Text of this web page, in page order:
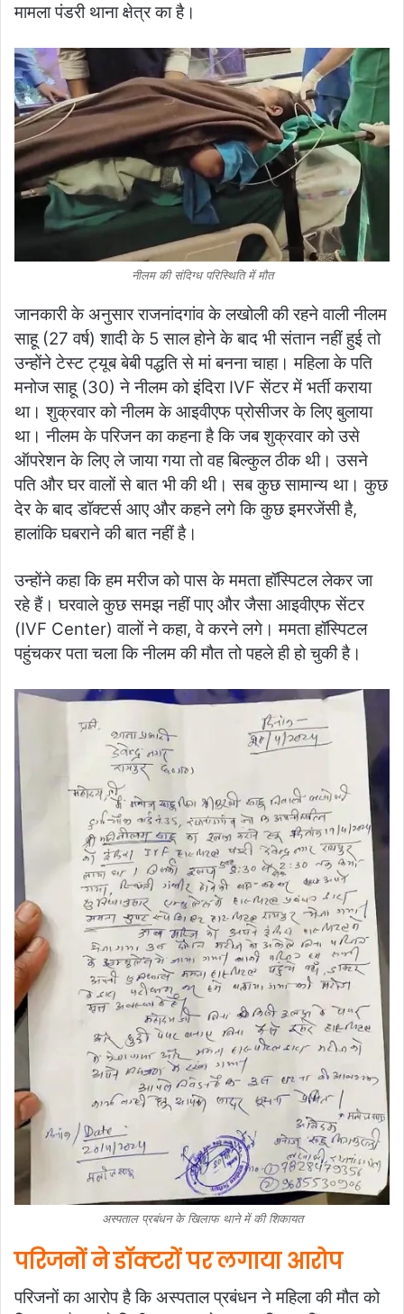
मामला पंडरी थाना क्षेत्र का है।
नीलम की संदिग्ध परिस्थिति में मौत
जानकारी के अनुसार राजनांदगांव के लखोली की रहने वाली नीलम
साहू (27 वर्ष) शादी के 5 साल होने के बाद भी संतान नहीं हुई तो
उन्होंने टेस्ट ट्यूब बेबी पद्धति से मां बनना चाहा। महिला के पति
मनोज साहू (30) ने नीलम को इंदिरा IVF सेंटर में भर्ती कराया
था। शुक्रवार को नीलम के आइवीएफ प्रोसीजर के लिए बुलाया
था। नीलम के परिजन का कहना है कि जब शुक्रवार को उसे
ऑपरेशन के लिए ले जाया गया तो वह बिल्कुल ठीक थी। उसने
पति और घर वालों से बात भी की थी। सब कुछ सामान्य था। कुछ
देर के बाद डॉक्टर्स आए और कहने लगे कि कुछ इमरजेंसी है,
हालांकि घबराने की बात नहीं है।
उन्होंने कहा कि हम मरीज को पास के ममता हॉस्पिटल लेकर जा
रहे हैं। घरवाले कुछ समझ नहीं पाए और जैसा आइवीएफ सेंटर
(IVF Center) वालों ने कहा, वे करने लगे। ममता हॉस्पिटल
पहुंचकर पता चला कि नीलम की मौत तो पहले ही हो चुकी है।
अस्पताल प्रबंधन के खिलाफ थाने में की शिकायत
परिजनों ने डॉक्टरों पर लगाया आरोप
परिजनों का आरोप है कि अस्पताल प्रबंधन ने महिला की मौत को